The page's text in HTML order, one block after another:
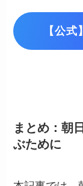
【公
まとめ：朝
ぶために